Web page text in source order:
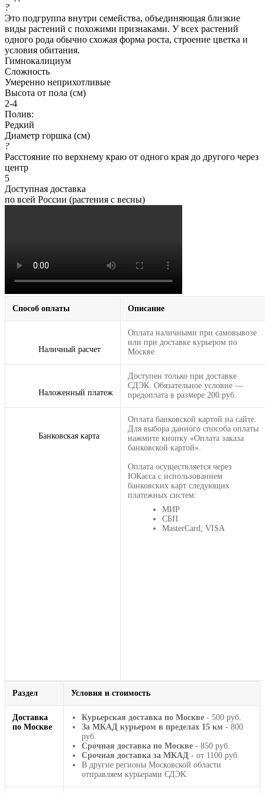
?
Это подгруппа внутри семейства, объединяющая близкие
виды растений с похожими признаками. У всех растений
одного рода обычно схожая форма роста, строение цветка и
условия обитания.
Гимнокалициум
Сложность
Умеренно неприхотливые
Высота от пола (см)
2-4
Полив:
Редкий
Диаметр горшка (см)
?
Расстояние по верхнему краю от одного края до другого через
центр
5
Доступная доставка
по всей России (растения с весны)
Способ оплаты Описание
Наличный расчет
Оплата наличными при самовывозе
или при доставке курьером по
Москве.
Наложенный платеж
Доступен только при доставке
СДЭК. Обязательное условие —
предоплата в размере 200 руб.
Банковская карта
Оплата банковской картой на сайте.
Для выбора данного способа оплаты
нажмите кнопку «Оплата заказа
банковской картой».
Оплата осуществляется через
ЮКасса с использованием
банковских карт следующих
платежных систем:
МИР
СБП
MasterCard, VISA
Раздел Условия и стоимость
Доставка
по Москве
Курьерская доставка по Москве - 500 руб.
За МКАД курьером в пределах 15 км - 800
руб.
Срочная доставка по Москве - 850 руб.
Срочная доставка за МКАД - от 1100 руб.
В другие регионы Московской области
отправляем курьерами СДЭК.